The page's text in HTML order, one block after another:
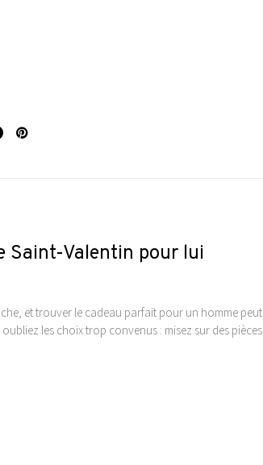
Saint-Valentin pour lui
et trouver le cadeau parfait pour un homme
oubliez les choix trop convenus : misez sur des